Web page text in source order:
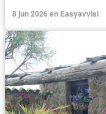
8 jun 2026 en Easyavvisi